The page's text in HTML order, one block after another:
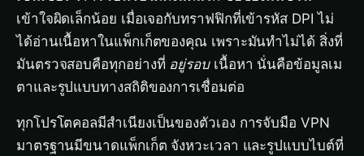
เข้าใจผิดเล็กน้อย เมื่อเจอกับทราฟฟิกที่เข้ารหัส DPI ไม่
ได้อ่านเนื้อหาในแพ็กเก็ตของคุณ เพราะมันทำไม่ได้ สิ่งที่
มันตรวจสอบคือทุกอย่างที่ อยู่รอบเนื้อหา นั่นคือข้อมูลเม
ตาและรูปแบบทางสถิติของการเชื่อมต่อ
ทุกโปรโตคอลมีสำเนียงเป็นของตัวเอง การจับมือ VPN
มาตรฐานมีขนาดแพ็กเก็ต จังหวะเวลา และรูปแบบไบต์ที่